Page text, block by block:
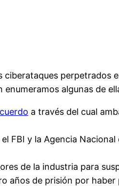
perpetrados
algunas de
a través del cual
FBI y la Agencia
de la industria para
años de prisión por